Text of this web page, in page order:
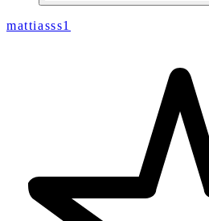
mattiasss1